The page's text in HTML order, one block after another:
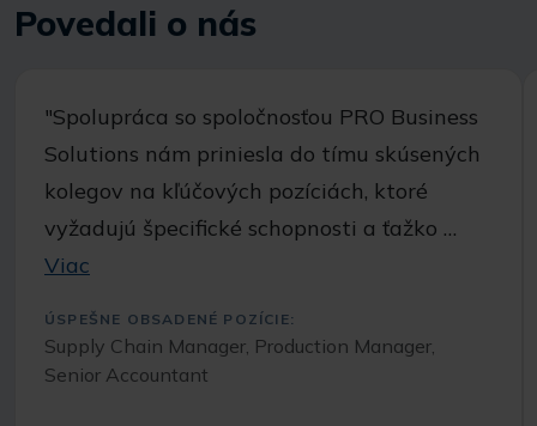
Povedali o nás
"Spolupráca so spoločnosťou PRO Business
Solutions nám priniesla do tímu skúsených
kolegov na kľúčových pozíciách, ktoré
vyžadujú špecifické schopnosti a ťažko …
Viac
ÚSPEŠNE OBSADENÉ POZÍCIE:
Supply Chain Manager, Production Manager,
Senior Accountant